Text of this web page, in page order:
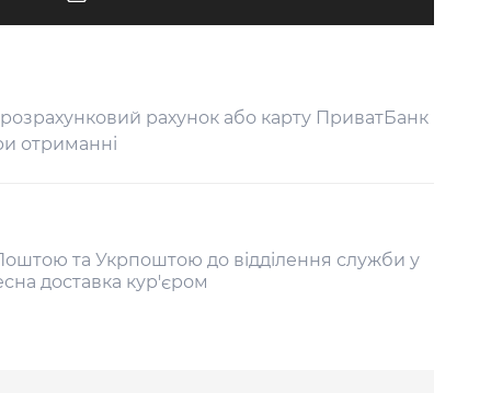
рахунок або карту ПриватБанк
отриманні
та Укрпоштою до відділення служби у
доставка кур'єром